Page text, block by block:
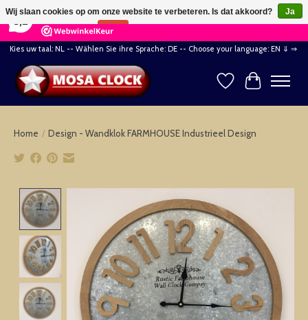
164 Reviews ×
Kies uw taal: NL -- Wählen Sie ihre Sprache: DE -- Choose your language: EN ⇓ ⇒
Verlanglijst
Home / Design - Wandklok FARMHOUSE Industrieel Design
Wij slaan cookies op om onze website te verbeteren. Is dat akkoord?
Ja
Nee